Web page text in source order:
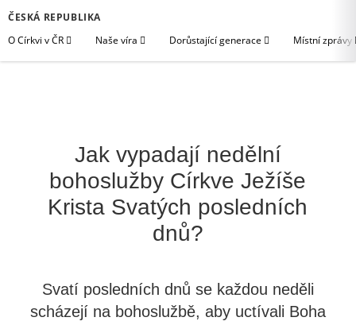
ČESKÁ REPUBLIKA
O Církvi v ČR
Naše víra Dorůstající generace Místní zprávy
Jak vypadají nedělní
bohoslužby Církve Ježíše
Krista Svatých posledních
dnů?
Svatí posledních dnů se každou neděli
scházejí na bohoslužbě, aby uctívali Boha